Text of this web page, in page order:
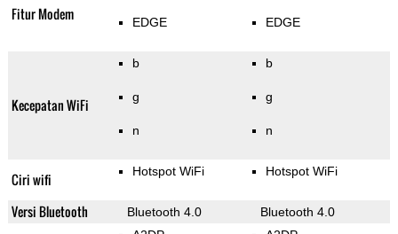
Fitur Modem EDGE EDGE
Kecepatan WiFi
b
g
n
b
g
n
Ciri wifi Hotspot WiFi Hotspot WiFi
Versi Bluetooth Bluetooth 4.0 Bluetooth 4.0